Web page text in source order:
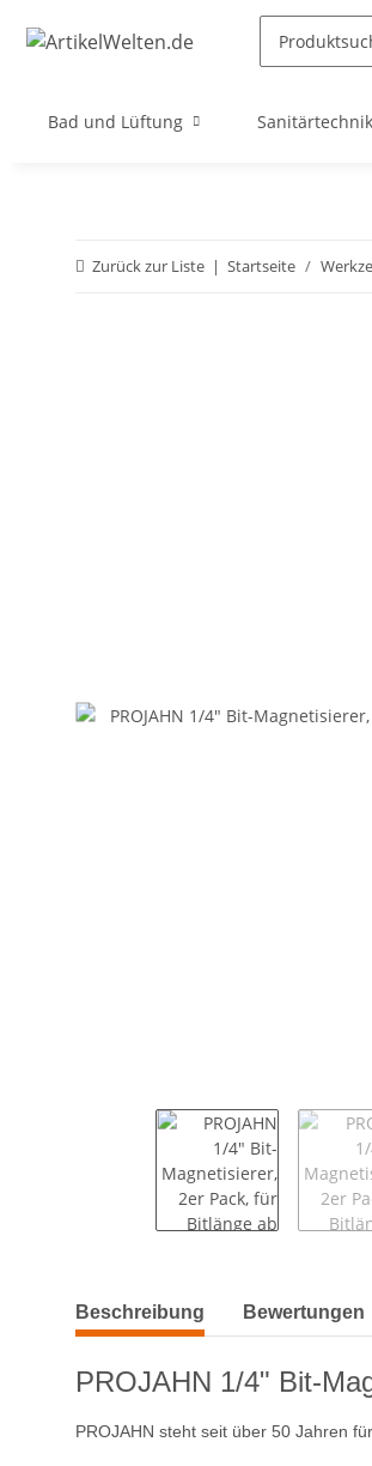
Bad und Lüftung Sanitärtechnik
Zurück zur Liste Startseite
weitere Registerkarten anzeigen
Beschreibung Bewertungen
PROJAHN 1/4" Bit-
PROJAHN steht seit über 50 Jahren